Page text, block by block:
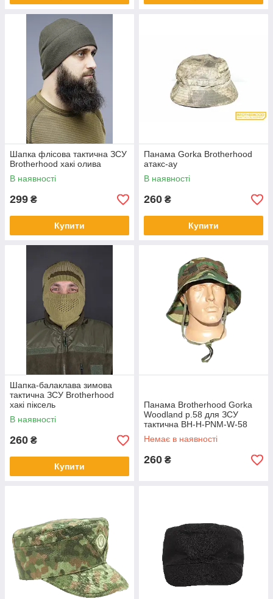
Шапка флісова тактична ЗСУ
Brotherhood хакі олива
В наявності
299 ₴
Купити
Панама Gorka Brotherhood
атакс-ау
В наявності
260 ₴
Купити
Шапка-балаклава зимова
тактична ЗСУ Brotherhood
хакі піксель
В наявності
260 ₴
Купити
Панама Brotherhood Gorka
Woodland р.58 для ЗСУ
тактична BH-H-PNM-W-58
Немає в наявності
260 ₴